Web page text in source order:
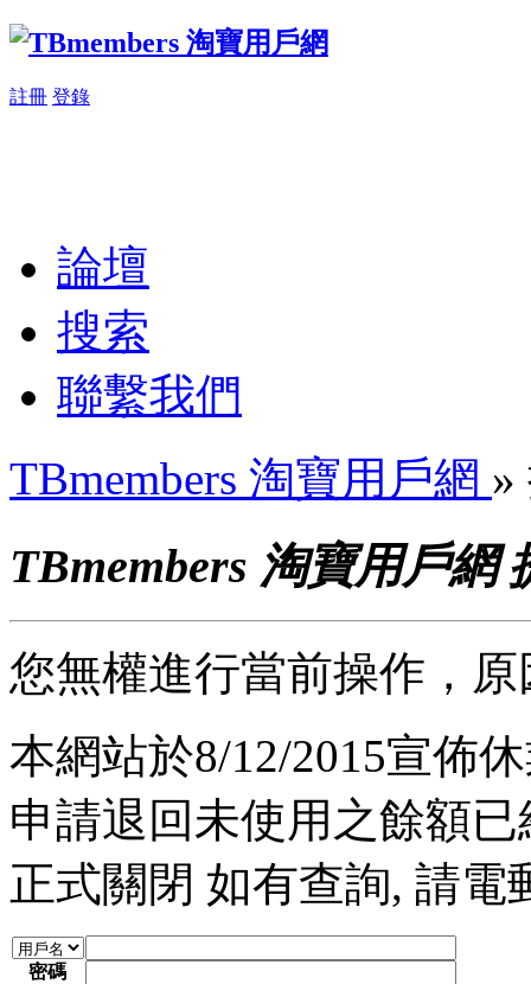
註冊 登錄
論壇
搜索
聯繫我們
TBmembers 淘寶用戶網 »
TBmembers 淘寶用戶網
您無權進行當前操作，
本網站於8/12/2015宣佈
申請退回未使用之餘額
正式關閉 如有查詢, 請電
密碼